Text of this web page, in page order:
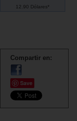
12.90 Dólares*
Compartir en:
Save